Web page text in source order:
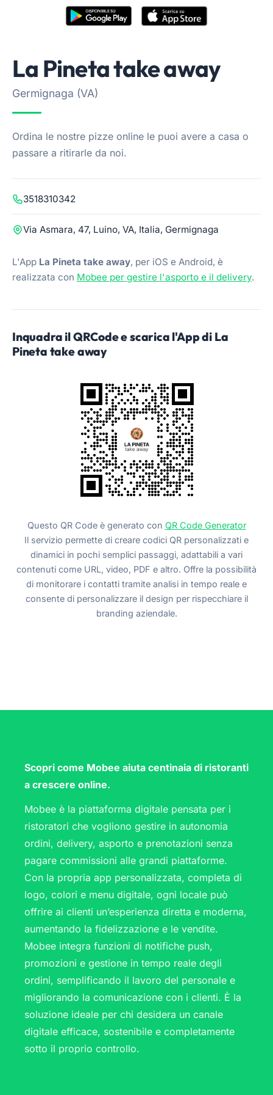
La Pineta take away
Germignaga (VA)
Ordina le nostre pizze online le puoi avere a casa o
passare a ritirarle da noi.
3518310342
Via Asmara, 47, Luino, VA, Italia, Germignaga
L'App La Pineta take away, per iOS e Android, è
realizzata con Mobee per gestire l'asporto e il delivery.
Inquadra il QRCode e scarica l'App di La
Pineta take away
Questo QR Code è generato con QR Code Generator
Il servizio permette di creare codici QR personalizzati e
dinamici in pochi semplici passaggi, adattabili a vari
contenuti come URL, video, PDF e altro. Offre la possibilità
di monitorare i contatti tramite analisi in tempo reale e
consente di personalizzare il design per rispecchiare il
branding aziendale.
Scopri come Mobee aiuta centinaia di ristoranti
a crescere online.
Mobee è la piattaforma digitale pensata per i
ristoratori che vogliono gestire in autonomia
ordini, delivery, asporto e prenotazioni senza
pagare commissioni alle grandi piattaforme.
Con la propria app personalizzata, completa di
logo, colori e menu digitale, ogni locale può
offrire ai clienti un’esperienza diretta e moderna,
aumentando la fidelizzazione e le vendite.
Mobee integra funzioni di notifiche push,
promozioni e gestione in tempo reale degli
ordini, semplificando il lavoro del personale e
migliorando la comunicazione con i clienti. È la
soluzione ideale per chi desidera un canale
digitale efficace, sostenibile e completamente
sotto il proprio controllo.